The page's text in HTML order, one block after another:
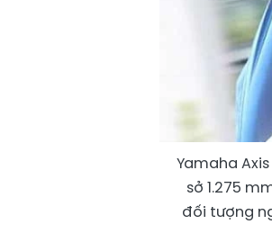
Yamaha
sở 1.275
đối tượng